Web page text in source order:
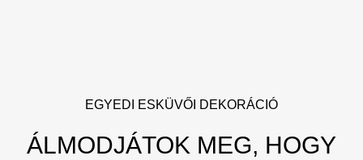
EGYEDI ESKÜVŐI DEKORÁCIÓ
ÁLMODJÁTOK MEG, HOGY